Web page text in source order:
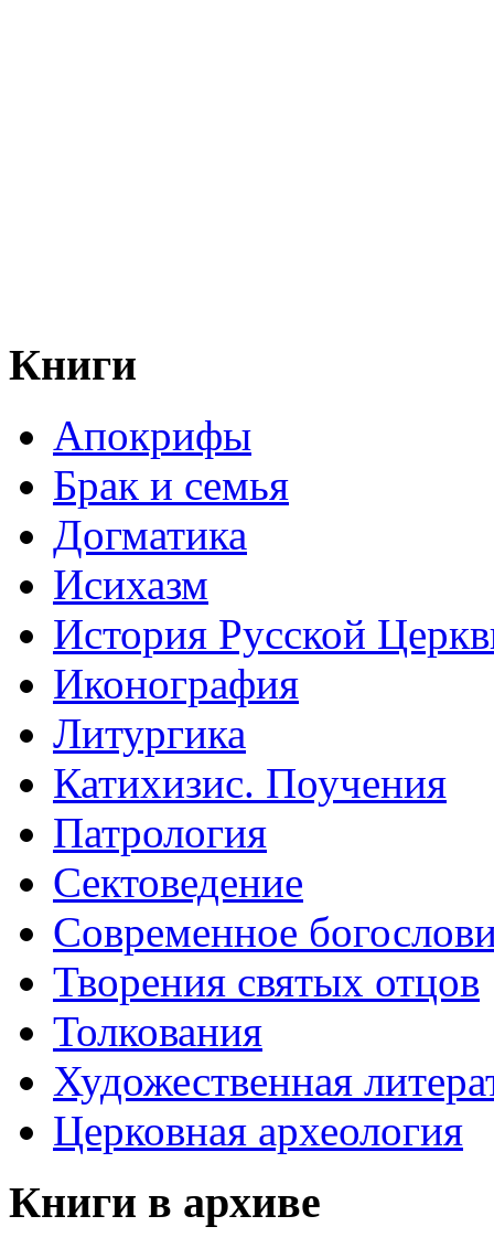
Книги
Апокрифы
Брак и семья
Догматика
Исихазм
История Русской
Иконография
Литургика
Катихизис. Поучения
Патрология
Сектоведение
Современное
Творения святых отцов
Толкования
Художественная
Церковная археология
Книги в архиве